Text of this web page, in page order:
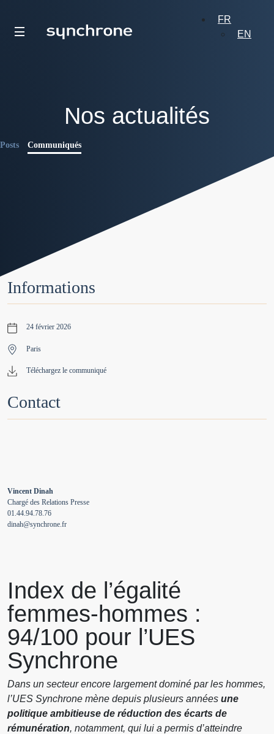
FR
EN
Nos actualités
Posts Communiqués
Informations
24 février 2026
Paris
Téléchargez le communiqué
Contact
Vincent Dinah
Chargé des Relations Presse
01.44.94.78.76
dinah@synchrone.fr
Index de l’égalité
femmes-hommes :
94/100 pour l’UES
Synchrone
Dans un secteur encore largement dominé par les hommes,
l’UES Synchrone mène depuis plusieurs années une
politique ambitieuse de réduction des écarts de
rémunération, notamment, qui lui a permis d’atteindre